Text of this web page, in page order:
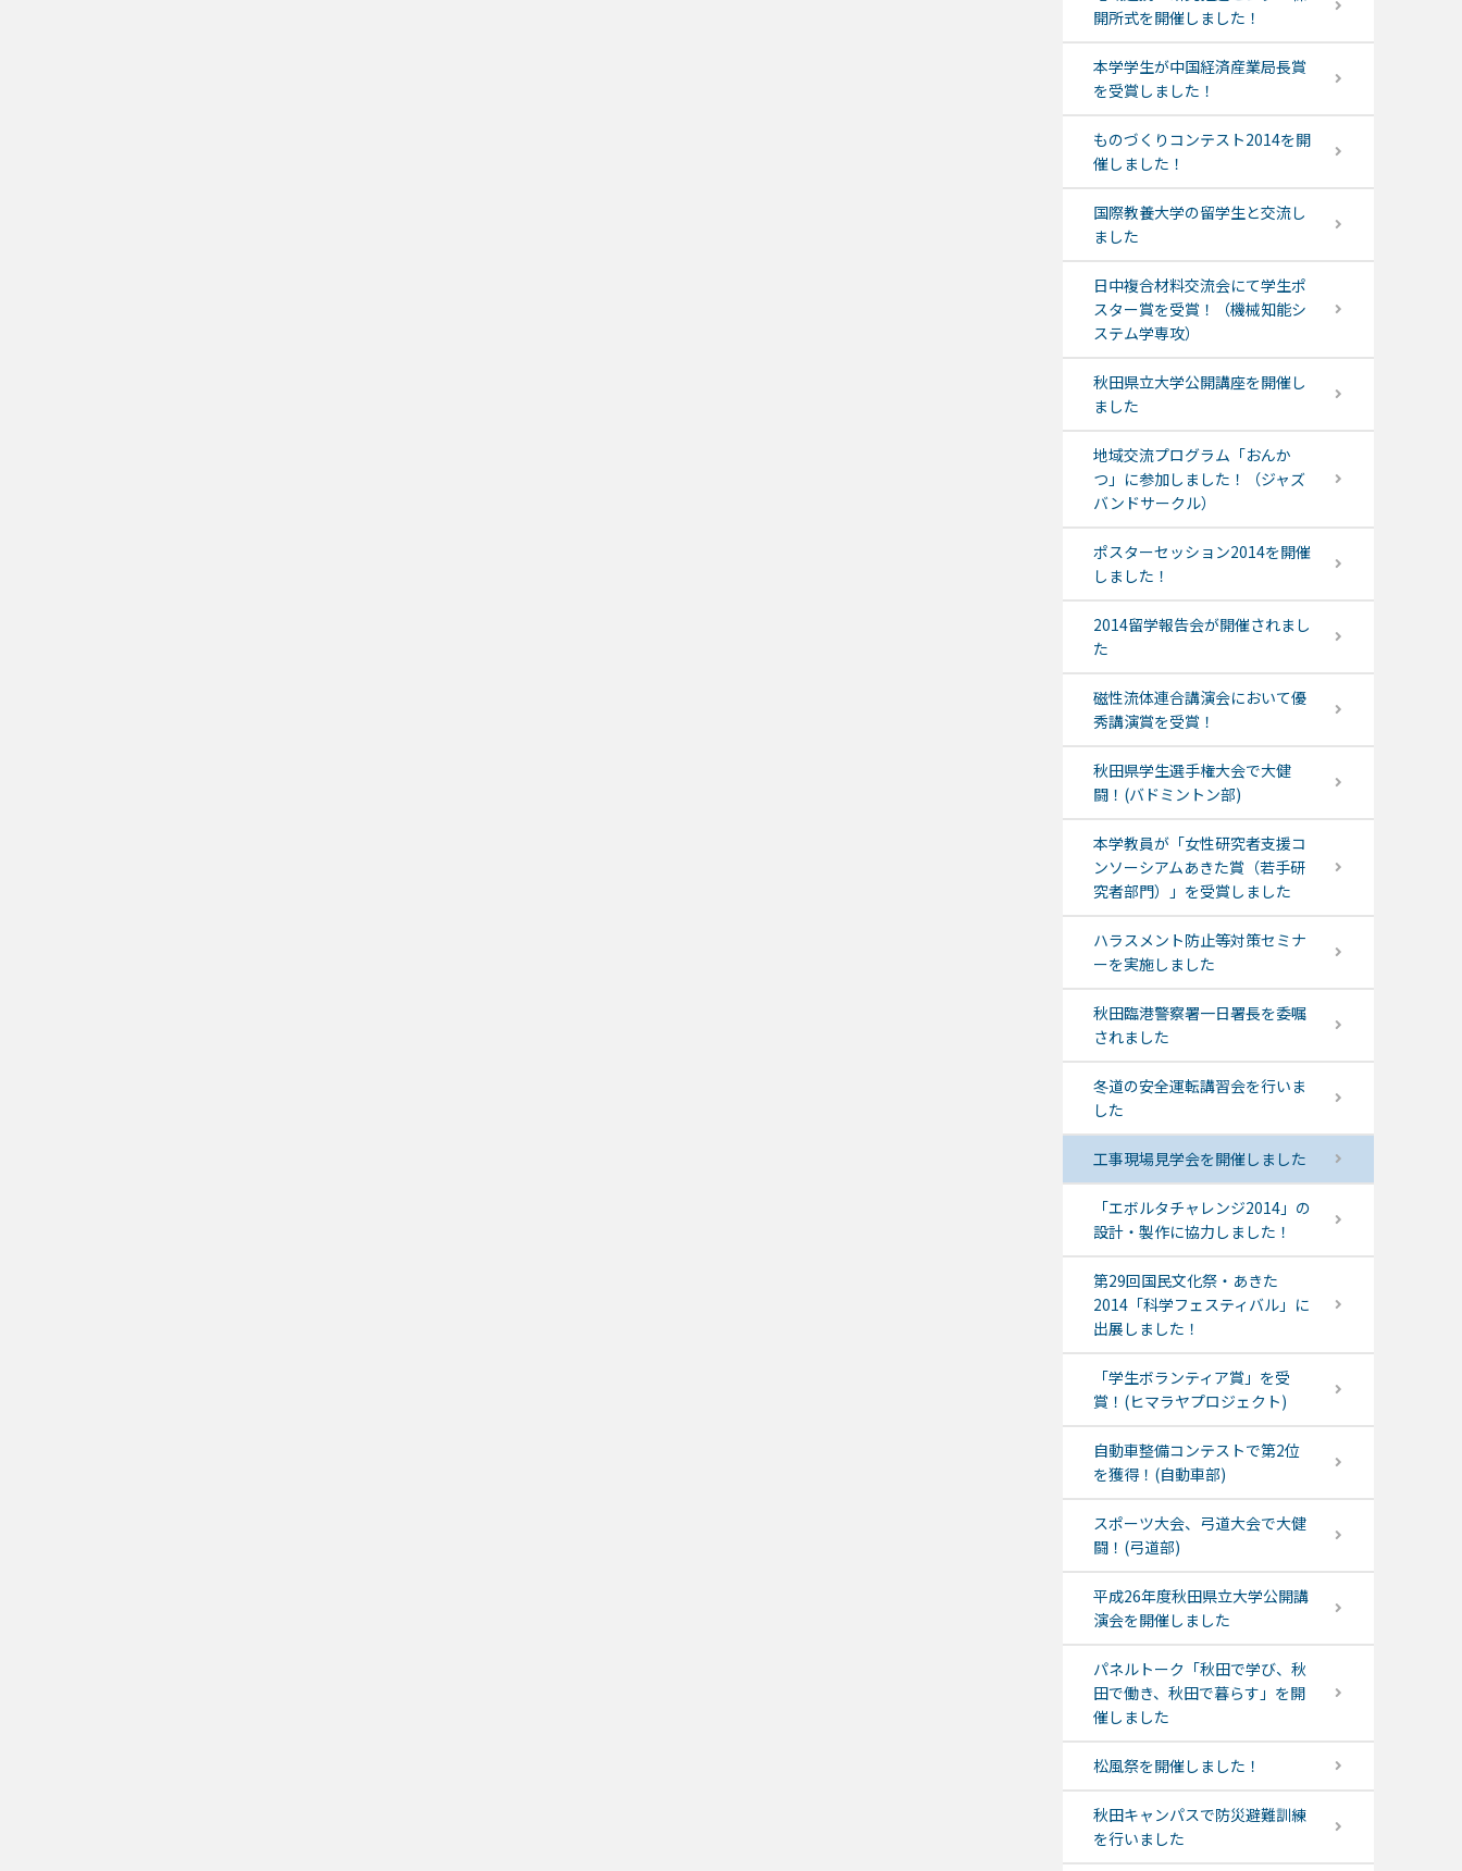
開所式を開催しました！
本学学生が中国経済産業局長賞
を受賞しました！
ものづくりコンテスト2014を開
催しました！
国際教養大学の留学生と交流し
ました
日中複合材料交流会にて学生ポ
スター賞を受賞！（機械知能シ
ステム学専攻）
秋田県立大学公開講座を開催し
ました
地域交流プログラム「おんか
つ」に参加しました！（ジャズ
バンドサークル）
ポスターセッション2014を開催
しました！
2014留学報告会が開催されまし
た
磁性流体連合講演会において優
秀講演賞を受賞！
秋田県学生選手権大会で大健
闘！(バドミントン部)
本学教員が「女性研究者支援コ
ンソーシアムあきた賞（若手研
究者部門）」を受賞しました
ハラスメント防止等対策セミナ
ーを実施しました
秋田臨港警察署一日署長を委嘱
されました
冬道の安全運転講習会を行いま
した
工事現場見学会を開催しました
「エボルタチャレンジ2014」の
設計・製作に協力しました！
第29回国民文化祭・あきた
2014「科学フェスティバル」に
出展しました！
「学生ボランティア賞」を受
賞！(ヒマラヤプロジェクト)
自動車整備コンテストで第2位
を獲得！(自動車部)
スポーツ大会、弓道大会で大健
闘！(弓道部)
平成26年度秋田県立大学公開講
演会を開催しました
パネルトーク「秋田で学び、秋
田で働き、秋田で暮らす」を開
催しました
松風祭を開催しました！
秋田キャンパスで防災避難訓練
を行いました